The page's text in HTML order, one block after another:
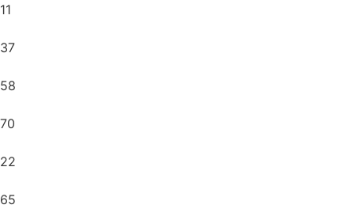
11
37
58
70
22
65